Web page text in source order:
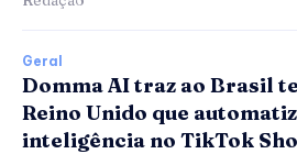
Geral
Domma AI traz ao Brasil
Reino Unido que
inteligência no TikTok